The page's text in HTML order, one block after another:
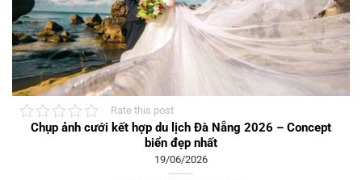
Rate this post
Chụp ảnh cưới kết hợp du lịch Đà Nẵng 2026 – Concept
biển đẹp nhất
19/06/2026